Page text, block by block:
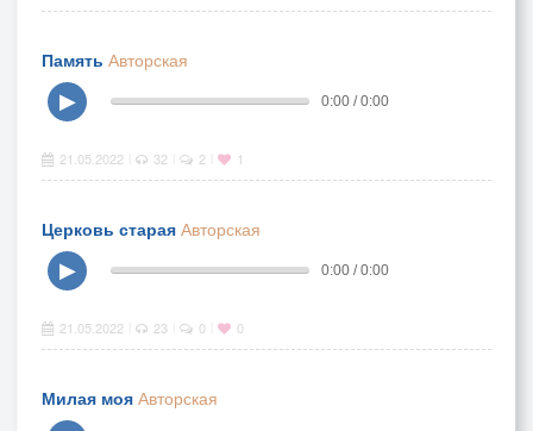
Память Авторская
▶
0:00 / 0:00
21.05.2022 32 2 1
Церковь старая Авторская
▶
0:00 / 0:00
21.05.2022 23 0 0
Милая моя Авторская